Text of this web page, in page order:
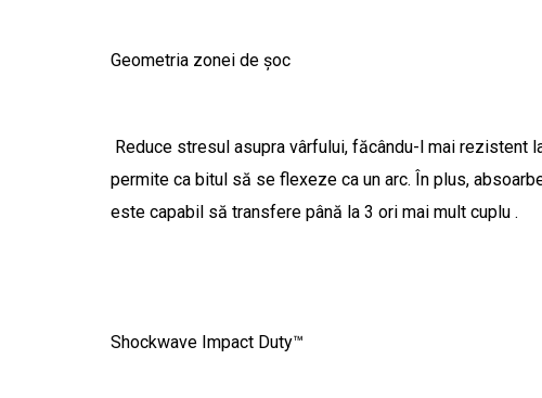
Geometria zonei de șoc
Reduce stresul asupra vârfului, făcându-l mai rezistent
permite ca bitul să se flexeze ca un arc. În plus,
este capabil să transfere până la 3 ori mai mult cuplu .
Shockwave Impact Duty™